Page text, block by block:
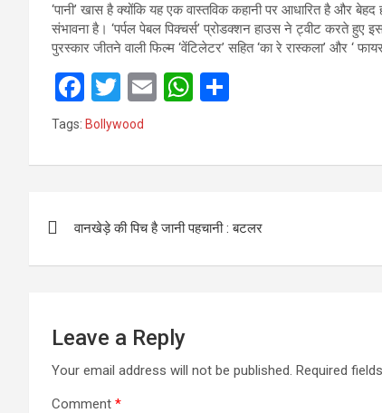
‘पानी’ खास है क्योंकि यह एक वास्तविक कहानी पर आधारित है और
संभावना है। ‘पर्पल पेबल पिक्चर्स’ प्रोडक्शन हाउस ने ट्वीट करते हुए
पुरस्कार जीतने वाली फिल्म ‘वेंटिलेटर’ सहित ‘का रे रास्कला’ और ‘
F
a
b
o
k
T
wi
er
E
W
s
p
p
e
Tags: Bollywood
navigation
वानखेड़े की पिच है जानी पहचानी : बटलर
Leave a Reply
Your email address will not be published. Required
Comment *